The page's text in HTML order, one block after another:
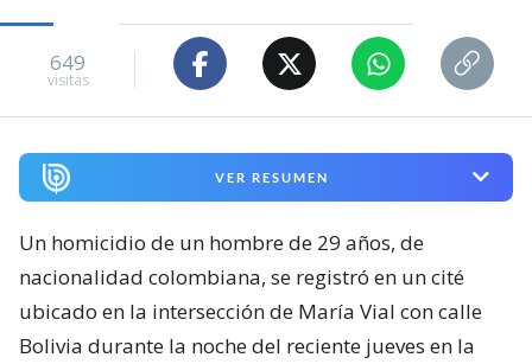
649
visitas
VER RESUMEN
Un homicidio de un hombre de 29 años, de
nacionalidad colombiana, se registró en un cité
ubicado en la intersección de María Vial con calle
Bolivia durante la noche del reciente jueves en la